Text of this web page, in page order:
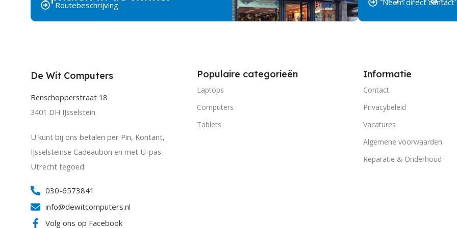
Routebeschrijving Neem direct contact
De Wit Computers
Benschopperstraat 18
3401 DH IJsselstein
U kunt bij ons betalen per Pin, Kontant,
IJsselsteinse Cadeaubon en met U-pas
Utrecht tegoed.
030-6573841
info@dewitcomputers.nl
Volg ons op Facebook
Populaire categorieën
Laptops
Computers
Tablets
Informatie
Contact
Privacybeleid
Vacatures
Algemene voorwaarden
Reparatie & Onderhoud